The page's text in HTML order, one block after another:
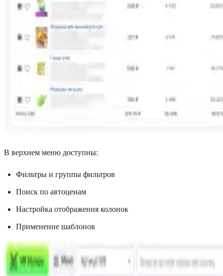
В верхнем меню доступны:
Фильтры и группы фильтров
Поиск по автоценам
Настройка отображения колонок
Применение шаблонов